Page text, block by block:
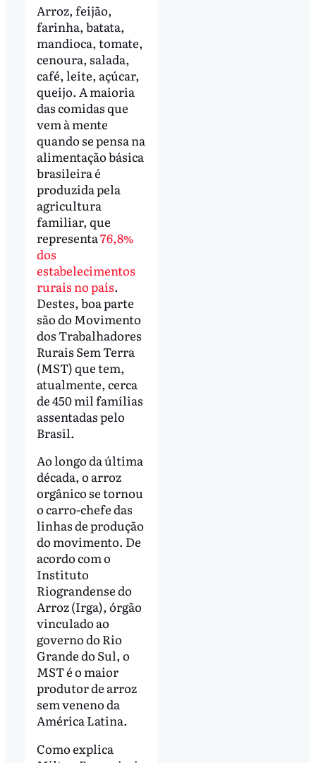
Arroz, feijão,
farinha, batata,
mandioca, tomate,
cenoura, salada,
café, leite, açúcar,
queijo. A maioria
das comidas que
vem à mente
quando se pensa na
alimentação básica
brasileira é
produzida pela
agricultura
familiar, que
representa76,8%
dos
estabelecimentos
rurais no país.
Destes, boa parte
são do Movimento
dos Trabalhadores
Rurais Sem Terra
(MST) que tem,
atualmente, cerca
de 450 mil famílias
assentadas pelo
Brasil.
Ao longo da última
década, o arroz
orgânico se tornou
o carro-chefe das
linhas de produção
do movimento. De
acordo com o
Instituto
Riograndense do
Arroz (Irga), órgão
vinculado ao
governo do Rio
Grande do Sul, o
MST é o maior
produtor de arroz
sem veneno da
América Latina.
Como explica